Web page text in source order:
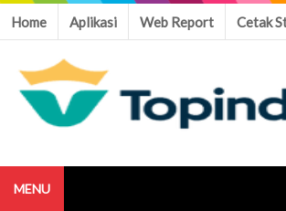
Home Aplikasi Web Report Cetak
MENU